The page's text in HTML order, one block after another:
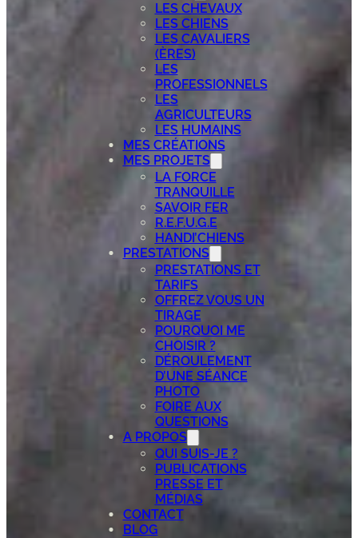
LES CHEVAUX
LES CHIENS
LES CAVALIERS
(ÈRES)
LES
PROFESSIONNELS
LES
AGRICULTEURS
LES HUMAINS
MES CRÉATIONS
MES PROJETS
LA FORCE
TRANQUILLE
SAVOIR FER
R.E.F.U.G.E
HANDI’CHIENS
PRESTATIONS
PRESTATIONS ET
TARIFS
OFFREZ VOUS UN
TIRAGE
POURQUOI ME
CHOISIR ?
DÉROULEMENT
D’UNE SÉANCE
PHOTO
FOIRE AUX
QUESTIONS
A PROPOS
QUI SUIS-JE ?
PUBLICATIONS
PRESSE ET
MÉDIAS
CONTACT
BLOG